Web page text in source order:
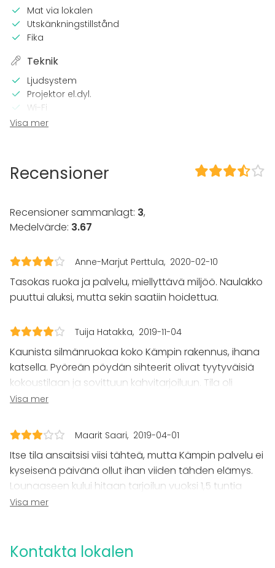
Mat via lokalen
Utskänkningstillstånd
Fika
Teknik
Ljudsystem
Projektor el.dyl.
Wi-Fi
Utrustning för videokonferens
Tillgänglighetsanpassad
Utrustning
Whiteboard / Blädderblock
Evenemang
Fest
Spa / relax / bastu
Middag / Lunch
Möte
Konferens
Mässa / Utställning
Föreställning / show
Upplevelse / aktivitet
Julbord / Julfest
Lokal
Mötesrum
Visa mer
Recensioner
Recensioner sammanlagt: 3,
Medelvärde: 3.67
Anne-Marjut Perttula 2020-02-10
Tasokas ruoka ja palvelu, miellyttävä miljöö. Naulakko
puuttui aluksi, mutta sekin saatiin hoidettua.
Tuija Hatakka 2019-11-04
Kaunista silmänruokaa koko Kämpin rakennus, ihana
katsella. Pyöreän pöydän sihteerit olivat tyytyväisiä
kokoustilaan ja sovittuun kahvitarjoiluun. Tila oli
sopivan pieni keskustelulle ja kokoustekniikka toimi
mietin, että mitä kaikkea meidän keskustelustamme
kuului sinne...
Visa mer
Maarit Saari 2019-04-01
Itse tila ansaitsisi viisi tähteä, mutta Kämpin palvelu ei
kyseisenä päivänä ollut ihan viiden tähden elämys.
Lounaaseen kului hitaan tarjoilun vuoksi 1,5 tuntia
arvokasta työaikaa, eikä ruoka ollut kummoista.
Myöhemmin iltapäiväkahvin kanssa olisi maistunut
Visa mer
Kontakta lokalen